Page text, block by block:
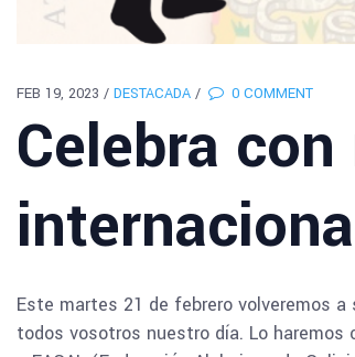
FEB 19, 2023 / DESTACADA / 0 COMMENT
Celebra
Este martes 21 de febrero volveremos a
todos vosotros nuestro día. Lo